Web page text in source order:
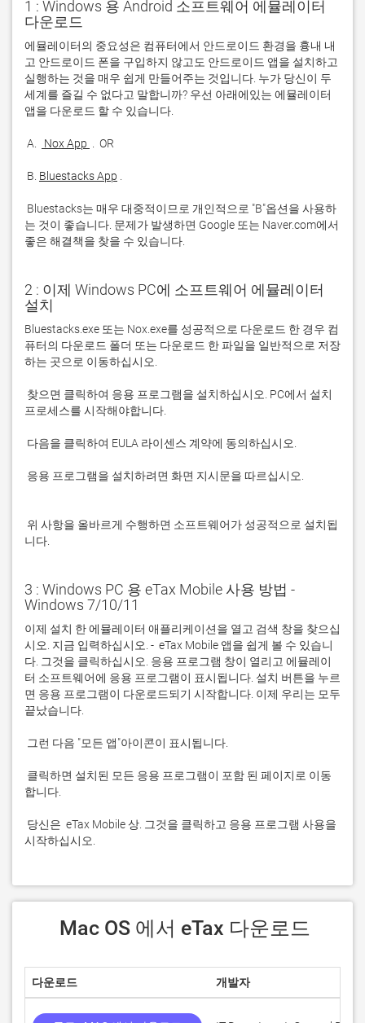
1 : Windows 용 Android 소프트웨어 에뮬레이터
다운로드
에뮬레이터의 중요성은 컴퓨터에서 안드로이드 환경을 흉내 내
고 안드로이드 폰을 구입하지 않고도 안드로이드 앱을 설치하고
실행하는 것을 매우 쉽게 만들어주는 것입니다. 누가 당신이 두
세계를 즐길 수 없다고 말합니까? 우선 아래에있는 에뮬레이터
A. Nox App
B. Bluestacks App
는 것이 좋습니다. 문제가 발생하면 Google 또는 Naver.com에서
좋은 해결책을 찾을 수 있습니다.
2 : 이제 Windows PC에 소프트웨어 에뮬레이터
설치
Bluestacks.exe 또는 Nox.exe를 성공적으로 다운로드 한 경우 컴
퓨터의 다운로드 폴더 또는 다운로드 한 파일을 일반적으로 저장
니다.
3 : Windows PC 용 eTax Mobile 사용 방법 -
Windows 7/10/11
이제 설치 한 에뮬레이터 애플리케이션을 열고 검색 창을 찾으십
시오. 지금 입력하십시오. -  eTax Mobile 앱을 쉽게 볼 수 있습니
다. 그것을 클릭하십시오. 응용 프로그램 창이 열리고 에뮬레이
터 소프트웨어에 응용 프로그램이 표시됩니다. 설치 버튼을 누르
면 응용 프로그램이 다운로드되기 시작합니다. 이제 우리는 모두
시작하십시오.
Mac OS 에서 eTax 다운로드
다운로드 개발자